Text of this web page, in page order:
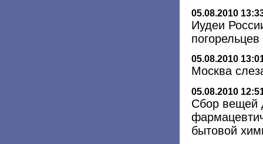
05.08.2010
Иудеи
погорельцев
05.08.2010
Москва
05.08.2010
Сбор вещей
бытовой